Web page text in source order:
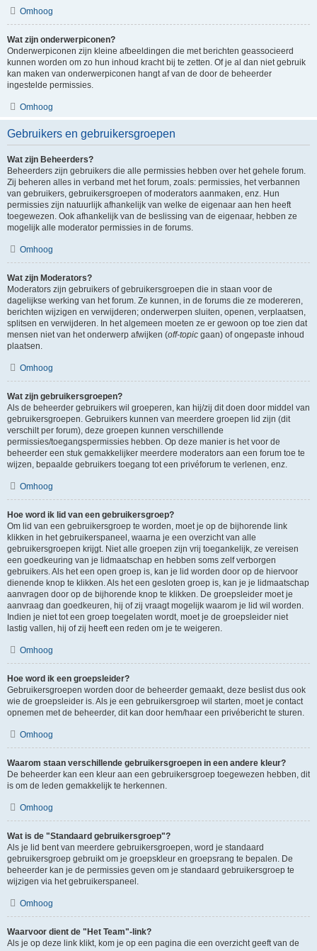
Omhoog
Wat zijn onderwerpiconen?
Onderwerpiconen zijn kleine afbeeldingen die met berichten geassocieerd
kunnen worden om zo hun inhoud kracht bij te zetten. Of je al dan niet gebruik
kan maken van onderwerpiconen hangt af van de door de beheerder
ingestelde permissies.
Omhoog
Gebruikers en gebruikersgroepen
Wat zijn Beheerders?
Beheerders zijn gebruikers die alle permissies hebben over het gehele forum.
Zij beheren alles in verband met het forum, zoals: permissies, het verbannen
van gebruikers, gebruikersgroepen of moderators aanmaken, enz. Hun
permissies zijn natuurlijk afhankelijk van welke de eigenaar aan hen heeft
toegewezen. Ook afhankelijk van de beslissing van de eigenaar, hebben ze
mogelijk alle moderator permissies in de forums.
Omhoog
Wat zijn Moderators?
Moderators zijn gebruikers of gebruikersgroepen die in staan voor de
dagelijkse werking van het forum. Ze kunnen, in de forums die ze modereren,
berichten wijzigen en verwijderen; onderwerpen sluiten, openen, verplaatsen,
splitsen en verwijderen. In het algemeen moeten ze er gewoon op toe zien dat
mensen niet van het onderwerp afwijken (off-topic gaan) of ongepaste inhoud
plaatsen.
Omhoog
Wat zijn gebruikersgroepen?
Als de beheerder gebruikers wil groeperen, kan hij/zij dit doen door middel van
gebruikersgroepen. Gebruikers kunnen van meerdere groepen lid zijn (dit
verschilt per forum), deze groepen kunnen verschillende
permissies/toegangspermissies hebben. Op deze manier is het voor de
beheerder een stuk gemakkelijker meerdere moderators aan een forum toe te
wijzen, bepaalde gebruikers toegang tot een privéforum te verlenen, enz.
Omhoog
Hoe word ik lid van een gebruikersgroep?
Om lid van een gebruikersgroep te worden, moet je op de bijhorende link
klikken in het gebruikerspaneel, waarna je een overzicht van alle
gebruikersgroepen krijgt. Niet alle groepen zijn vrij toegankelijk, ze vereisen
een goedkeuring van je lidmaatschap en hebben soms zelf verborgen
gebruikers. Als het een open groep is, kan je lid worden door op de hiervoor
dienende knop te klikken. Als het een gesloten groep is, kan je je lidmaatschap
aanvragen door op de bijhorende knop te klikken. De groepsleider moet je
aanvraag dan goedkeuren, hij of zij vraagt mogelijk waarom je lid wil worden.
Indien je niet tot een groep toegelaten wordt, moet je de groepsleider niet
lastig vallen, hij of zij heeft een reden om je te weigeren.
Omhoog
Hoe word ik een groepsleider?
Gebruikersgroepen worden door de beheerder gemaakt, deze beslist dus ook
wie de groepsleider is. Als je een gebruikersgroep wil starten, moet je contact
opnemen met de beheerder, dit kan door hem/haar een privébericht te sturen.
Omhoog
Waarom staan verschillende gebruikersgroepen in een andere kleur?
De beheerder kan een kleur aan een gebruikersgroep toegewezen hebben, dit
is om de leden gemakkelijk te herkennen.
Omhoog
Wat is de "Standaard gebruikersgroep"?
Als je lid bent van meerdere gebruikersgroepen, word je standaard
gebruikersgroep gebruikt om je groepskleur en groepsrang te bepalen. De
beheerder kan je de permissies geven om je standaard gebruikersgroep te
wijzigen via het gebruikerspaneel.
Omhoog
Waarvoor dient de "Het Team"-link?
Als je op deze link klikt, kom je op een pagina die een overzicht geeft van de